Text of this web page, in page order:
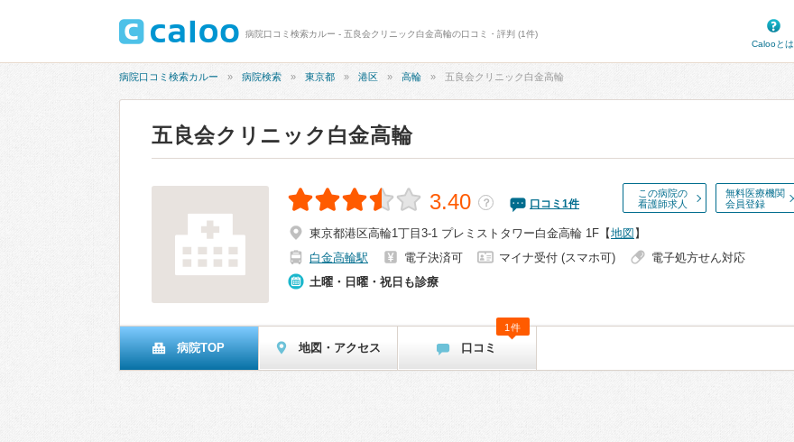
病院口コミ検索カルー - 五良会クリニック白金高輪の口コミ・評判 (1件)
Calooとは
病院口コミ検索カルー 病院検索 東京都 港区 高輪 五良会クリニック白金高輪
五良会クリニック白金高輪
この病院の
看護師求人
無料医療機関
会員登録
3.40 ？ 口コミ 1件
東京都港区高輪1丁目3-1 プレミストタワー白金高輪 1F 【地図 】
白金高輪駅
電子決済可 マイナ受付 (スマホ可)
電子処方せん対応
土曜・日曜・祝日も診療
病院TOP 地図・アクセス 口コミ
1件